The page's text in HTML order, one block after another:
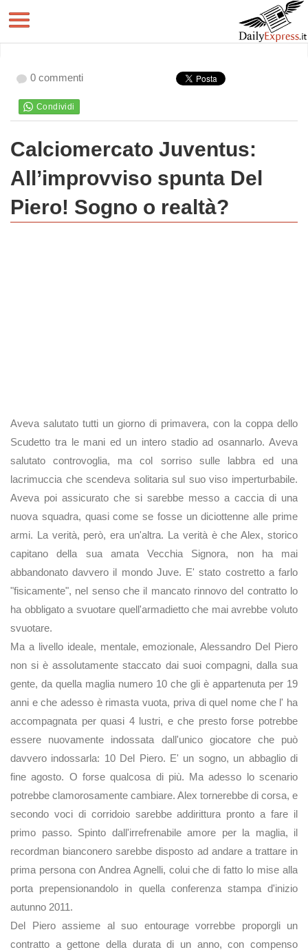
0 commenti
Calciomercato Juventus:
All’improvviso spunta Del
Piero! Sogno o realtà?
Aveva salutato tutti un giorno di primavera, con la coppa dello
Scudetto tra le mani ed un intero stadio ad osannarlo. Aveva
salutato controvoglia, ma col sorriso sulle labbra ed una
lacrimuccia che scendeva solitaria sul suo viso imperturbabile.
Aveva poi assicurato che si sarebbe messo a caccia di una
nuova squadra, quasi come se fosse un diciottenne alle prime
armi. La verità, però, era un'altra. La verità è che Alex, storico
capitano della sua amata Vecchia Signora, non ha mai
abbandonato davvero il mondo Juve. E' stato costretto a farlo
"fisicamente", nel senso che il mancato rinnovo del contratto lo
ha obbligato a svuotare quell'armadietto che mai avrebbe voluto
svuotare.
Ma a livello ideale, mentale, emozionale, Alessandro Del Piero
non si è assolutamente staccato dai suoi compagni, dalla sua
gente, da quella maglia numero 10 che gli è appartenuta per 19
anni e che adesso è rimasta vuota, priva di quel nome che l' ha
accompagnata per quasi 4 lustri, e che presto forse potrebbe
essere nuovamente indossata dall'unico giocatore che può
davvero indossarla: 10 Del Piero. E' un sogno, un abbaglio di
fine agosto. O forse qualcosa di più. Ma adesso lo scenario
potrebbe clamorosamente cambiare. Alex tornerebbe di corsa, e
secondo voci di corridoio sarebbe addirittura pronto a fare il
primo passo. Spinto dall'irrefrenabile amore per la maglia, il
recordman bianconero sarebbe disposto ad andare a trattare in
prima persona con Andrea Agnelli, colui che di fatto lo mise alla
porta prepensionandolo in quella conferenza stampa d'inizio
autunno 2011.
Del Piero assieme al suo entourage vorrebbe proporgli un
contratto a gettone della durata di un anno, con compenso